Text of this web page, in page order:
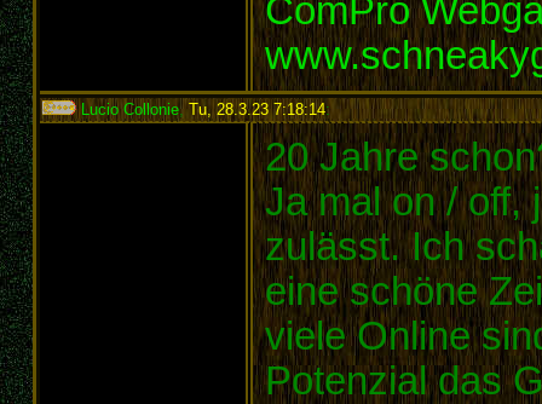
ComPro
Lucio Collonie,Tu, 28.3.23 7:18:14:
20 Jahre
Ja mal on / off,
zulässt. Ich
eine schöne
viele Online
Potenzial das